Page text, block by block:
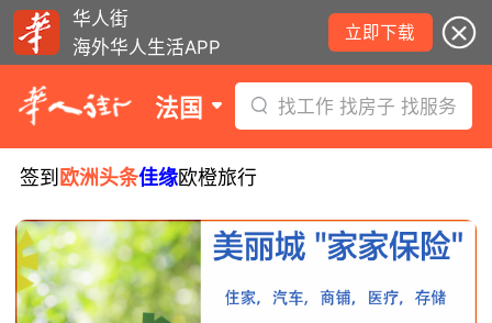
华人街
海外华人生活APP
立即下载
法国 找工作 找房子 找服务
签到 欧洲头条佳缘欧橙旅行